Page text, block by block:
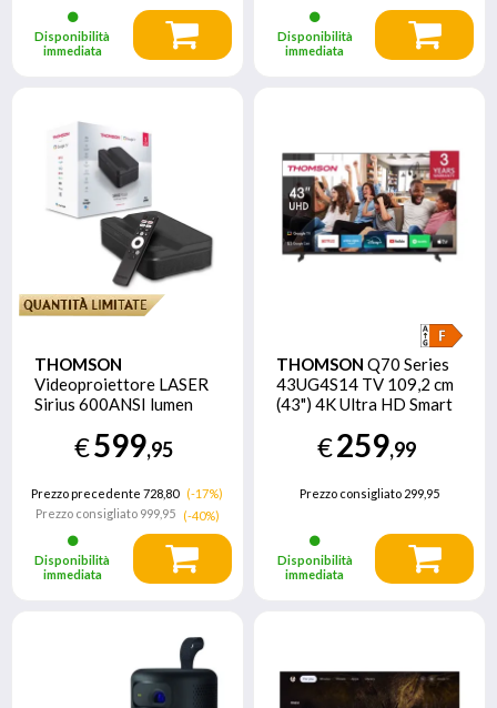
Disponibilità
immediata
Disponibilità
immediata
THOMSON
Videoproiettore LASER
Sirius 600ANSI lumen
€599,95
Prezzo precedente 728,80 (-17%)
Prezzo consigliato999,95 (-40%)
Disponibilità
immediata
THOMSON Q70 Series
43UG4S14 TV 109,2 cm
(43") 4K Ultra HD Smart
€259,99
Prezzo consigliato 299,95
Disponibilità
immediata